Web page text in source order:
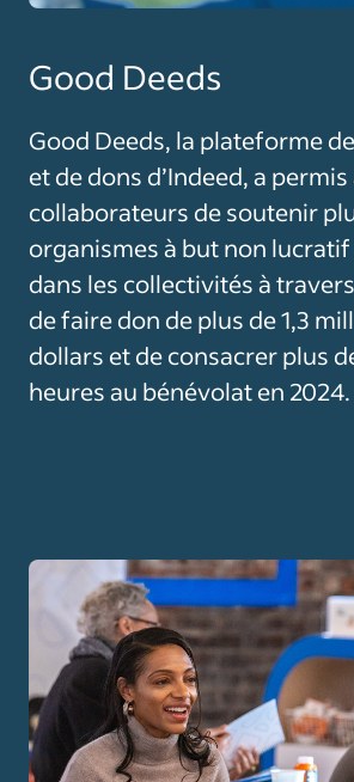
Good Deeds
Good Deeds, la plateforme
et de dons d’Indeed, a permis
collaborateurs de soutenir
organismes à but non
dans les collectivités à
de faire don de plus de 1,3
dollars et de consacrer plus
heures au bénévolat en 2024.